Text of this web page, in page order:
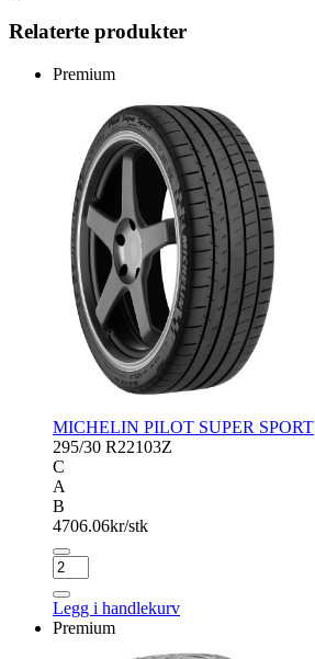
Relaterte produkter
Premium
MICHELIN PILOT SUPER SPORT
295/30 R22103Z
C
A
B
4706.06kr/stk
MICHELIN
PILOT
SUPER
SPORT
Legg i handlekurv
Premium